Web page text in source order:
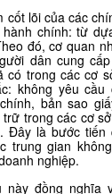
cốt lõi của các
chính: từ
đó, cơ quan
dân cung
có trong các cơ
không yêu
bản sao
trong các cơ
Đây là bước tiến
trung gian
nghiệp.
này đồng nghĩa